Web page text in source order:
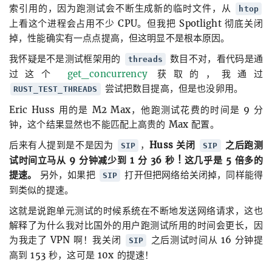
索引用的，因为跑测试会不断生成新的临时文件，从
htop
上看这个进程会占用不少 CPU。但我把 Spotlight 彻底关闭
掉，性能确实有一点点提高，但这明显不是根本原因。
我怀疑是不是测试框架用的
threads
数目不对，看代码是通
过这个 get_concurrency获取的，我通过
RUST_TEST_THREADS
尝试把数目提高，但是也没卵用。
Eric Huss 用的是 M2 Max，他跑测试花费的时间是 9 分
钟，这个结果显然也不能匹配上高贵的 Max 配置。
后来有人提到是不是因为
SIP ，Huss 关闭 SIP
之后跑测
试时间立马从 9 分钟减少到 1 分 36 秒 ! 这几乎是 5 倍多的
提速。
另外，如果把 SIP
打开但把网络给关闭掉，同样能得
到类似的提速。
这就是说跑单元测试的时候系统在不断地发送网络请求，这也
解释了为什么我对比国外的用户跑测试所用的时间会更长，因
为我走了 VPN 啊！我关闭
SIP
之后测试时间从 16 分钟提
高到 153 秒，这可是 10x 的提速！